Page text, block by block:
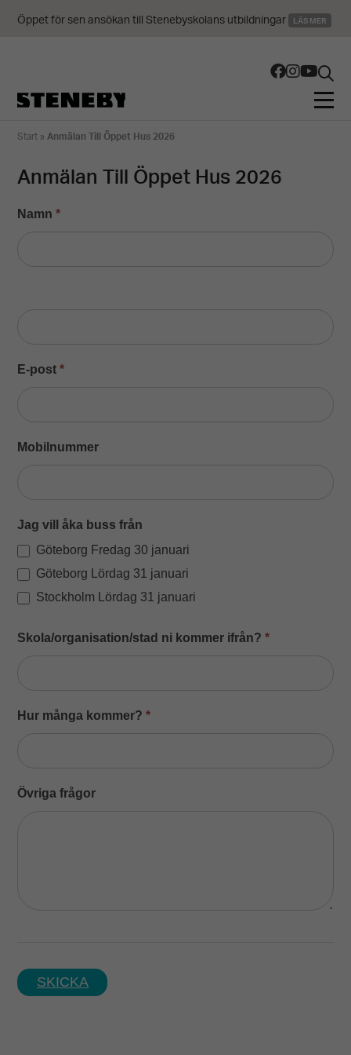
Start»Anmälan Till Öppet Hus 2026
Anmälan Till Öppet Hus 2026
Namn*
E-post*
Mobilnummer
Jag vill åka buss från
Göteborg Fredag 30 januari
Göteborg Lördag 31 januari
Stockholm Lördag 31 januari
Skola/organisation/stad ni kommer ifrån?*
Hur många kommer?*
Övriga frågor
Öppet för sen ansökan till Stenebyskolans utbildningar LÄS MER